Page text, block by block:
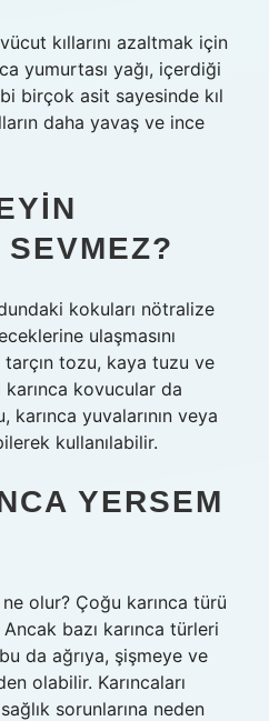
kıllarını azaltmak için
yumurtası yağı, içerdiği
birçok asit sayesinde kıl
daha yavaş ve ince
kokuları nötralize
ulaşmasını
tarçın tozu, kaya tuzu ve
kovucular da
karınca yuvalarının veya
kullanılabilir.
YERSEM
olur? Çoğu karınca türü
bazı karınca türleri
da ağrıya, şişmeye ve
olabilir. Karıncaları
sorunlarına neden